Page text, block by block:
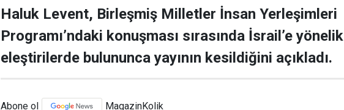
Haluk Levent, Birleşmiş Milletler İnsan Yerleşimleri
Programı’ndaki konuşması sırasında İsrail’e yönelik
eleştirilerde bulununca yayının kesildiğini açıkladı.
Abone ol MagazinKolik